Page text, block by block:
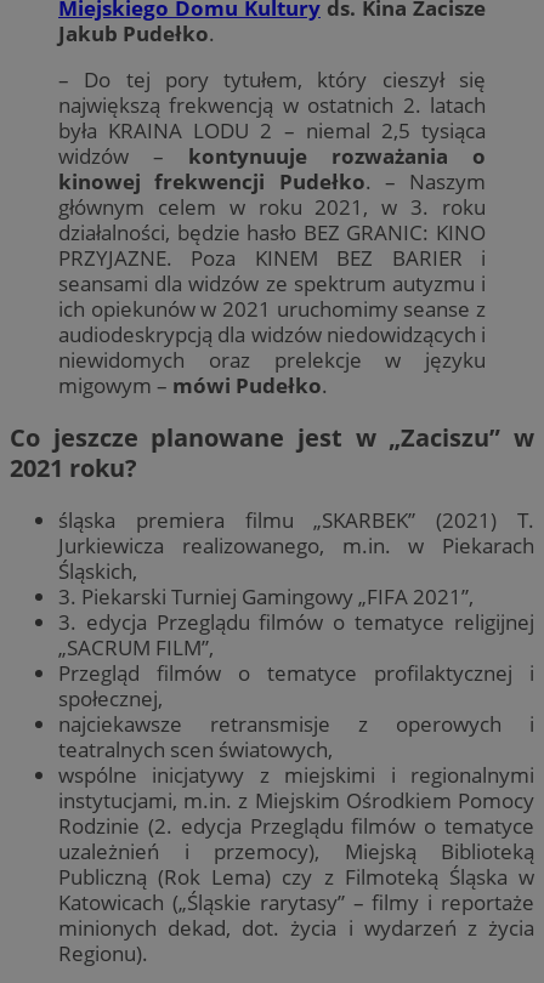
Miejskiego Domu Kultury ds. Kina Zacisze
Jakub Pudełko.
– Do tej pory tytułem, który cieszył się
największą frekwencją w ostatnich 2. latach
była KRAINA LODU 2 – niemal 2,5 tysiąca
widzów – kontynuuje rozważania o
kinowej frekwencji Pudełko. – Naszym
głównym celem w roku 2021, w 3. roku
działalności, będzie hasło BEZ GRANIC: KINO
PRZYJAZNE. Poza KINEM BEZ BARIER i
seansami dla widzów ze spektrum autyzmu i
ich opiekunów w 2021 uruchomimy seanse z
audiodeskrypcją dla widzów niedowidzących i
niewidomych oraz prelekcje w języku
migowym – mówi Pudełko.
Co jeszcze planowane jest w „Zaciszu” w
2021 roku?
śląska premiera filmu „SKARBEK” (2021) T.
Jurkiewicza realizowanego, m.in. w Piekarach
Śląskich,
3. Piekarski Turniej Gamingowy „FIFA 2021”,
3. edycja Przeglądu filmów o tematyce religijnej
„SACRUM FILM”,
Przegląd filmów o tematyce profilaktycznej i
społecznej,
najciekawsze retransmisje z operowych i
teatralnych scen światowych,
wspólne inicjatywy z miejskimi i regionalnymi
instytucjami, m.in. z Miejskim Ośrodkiem Pomocy
Rodzinie (2. edycja Przeglądu filmów o tematyce
uzależnień i przemocy), Miejską Biblioteką
Publiczną (Rok Lema) czy z Filmoteką Śląska w
Katowicach („Śląskie rarytasy” – filmy i reportaże
minionych dekad, dot. życia i wydarzeń z życia
Regionu).